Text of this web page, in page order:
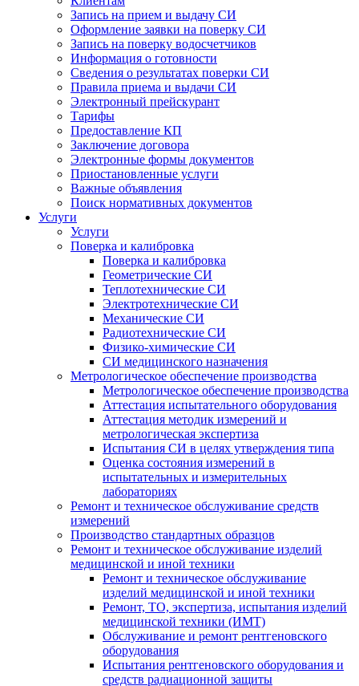
Запись на прием и выдачу СИ
Оформление заявки на поверку СИ
Запись на поверку водосчетчиков
Информация о готовности
Сведения о результатах поверки СИ
Правила приема и выдачи СИ
Электронный прейскурант
Тарифы
Предоставление КП
Заключение договора
Электронные формы документов
Приостановленные услуги
Важные объявления
Поиск нормативных документов
Услуги
Услуги
Поверка и калибровка
Поверка и калибровка
Геометрические СИ
Теплотехнические СИ
Электротехнические СИ
Механические СИ
Радиотехнические СИ
Физико-химические СИ
СИ медицинского назначения
Метрологическое обеспечение производства
Метрологическое обеспечение производства
Аттестация испытательного оборудования
Аттестация методик измерений и
метрологическая экспертиза
Испытания СИ в целях утверждения типа
Оценка состояния измерений в
испытательных и измерительных
лабораториях
Ремонт и техническое обслуживание средств
измерений
Производство стандартных образцов
Ремонт и техническое обслуживание изделий
медицинской и иной техники
Ремонт и техническое обслуживание
изделий медицинской и иной техники
Ремонт, ТО, экспертиза, испытания изделий
медицинской техники (ИМТ)
Обслуживание и ремонт рентгеновского
оборудования
Испытания рентгеновского оборудования и
средств радиационной защиты